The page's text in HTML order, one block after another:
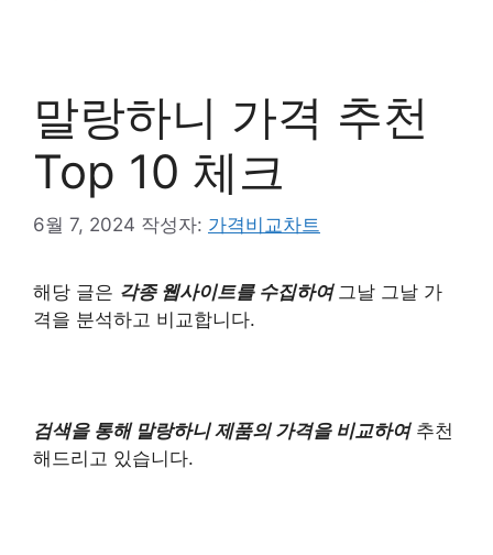
말랑하니 가격 추천
Top 10 체크
6월 7, 2024 작성자: 가격비교차트
해당 글은 각종 웹사이트를 수집하여 그날 그날 가
격을 분석하고 비교합니다.
검색을 통해 말랑하니 제품의 가격을 비교하여추천
해드리고 있습니다.